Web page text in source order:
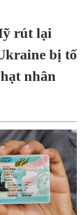
rút lại
bị tố
nhân